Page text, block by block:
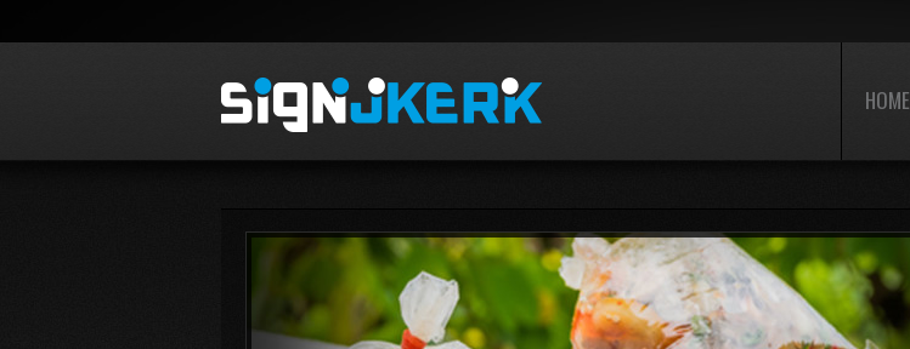
HOME